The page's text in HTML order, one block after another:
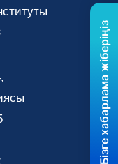
Бізге хабарлама жіберіңіз